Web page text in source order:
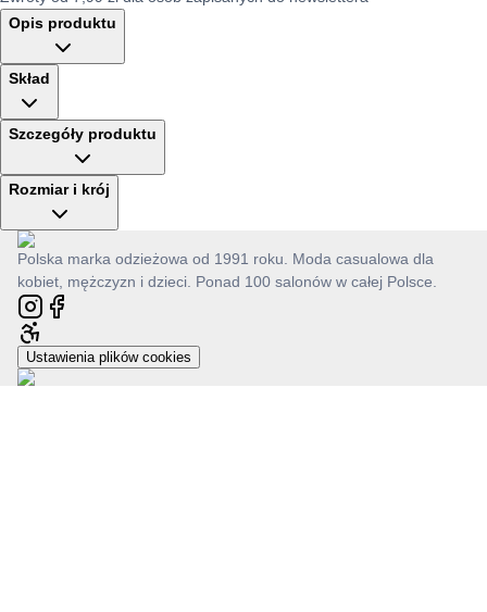
Opis produktu
Skład
Szczegóły produktu
Rozmiar i krój
Polska marka odzieżowa od 1991 roku. Moda casualowa dla
kobiet, mężczyzn i dzieci. Ponad 100 salonów w całej Polsce.
Ustawienia plików cookies